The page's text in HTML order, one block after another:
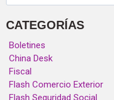
CATEGORÍAS
Boletines
China Desk
Fiscal
Flash Comercio Exterior
Flash Seguridad Social